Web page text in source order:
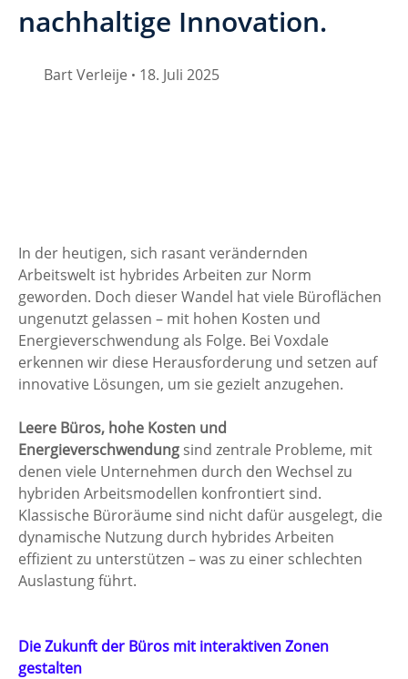
nachhaltige Innovation.
18. Juli 2025
Bart Verleije •
In der heutigen, sich rasant verändernden
Arbeitswelt ist hybrides Arbeiten zur Norm
geworden. Doch dieser Wandel hat viele Büroflächen
ungenutzt gelassen – mit hohen Kosten und
Energieverschwendung als Folge. Bei Voxdale
erkennen wir diese Herausforderung und setzen auf
innovative Lösungen, um sie gezielt anzugehen.
Leere Büros, hohe Kosten und
Energieverschwendung sind zentrale Probleme, mit
denen viele Unternehmen durch den Wechsel zu
hybriden Arbeitsmodellen konfrontiert sind.
Klassische Büroräume sind nicht dafür ausgelegt, die
dynamische Nutzung durch hybrides Arbeiten
effizient zu unterstützen – was zu einer schlechten
Auslastung führt.
Die Zukunft der Büros mit interaktiven Zonen
gestalten